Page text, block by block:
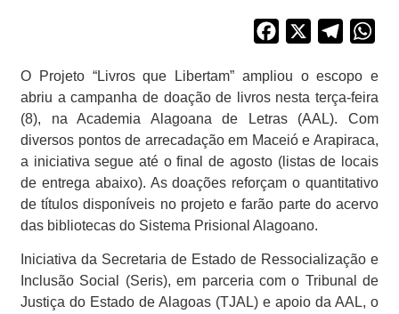
Facebook
O Projeto “Livros que Libertam” ampliou o escopo e
abriu a campanha de doação de livros nesta terça-feira
(8), na Academia Alagoana de Letras (AAL). Com
diversos pontos de arrecadação em Maceió e Arapiraca,
a iniciativa segue até o final de agosto (listas de locais
de entrega abaixo). As doações reforçam o quantitativo
de títulos disponíveis no projeto e farão parte do acervo
das bibliotecas do Sistema Prisional Alagoano.
Iniciativa da Secretaria de Estado de Ressocialização e
Inclusão Social (Seris), em parceria com o Tribunal de
Justiça do Estado de Alagoas (TJAL) e apoio da AAL, o